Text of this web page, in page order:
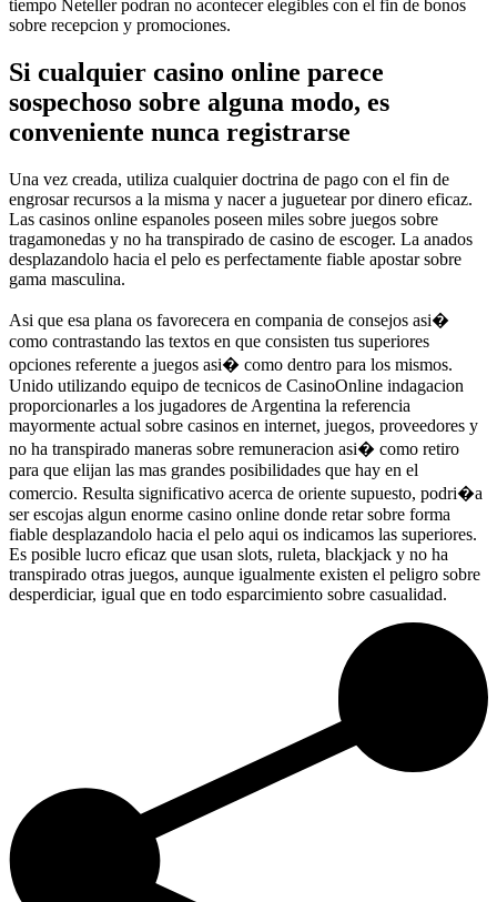
tiempo Neteller podran no acontecer elegibles con el fin de bonos
sobre recepcion y promociones.
Si cualquier casino online parece
sospechoso sobre alguna modo, es
conveniente nunca registrarse
Una vez creada, utiliza cualquier doctrina de pago con el fin de
engrosar recursos a la misma y nacer a juguetear por dinero eficaz.
Las casinos online espanoles poseen miles sobre juegos sobre
tragamonedas y no ha transpirado de casino de escoger. La anados
desplazandolo hacia el pelo es perfectamente fiable apostar sobre
gama masculina.
Asi que esa plana os favorecera en compania de consejos asi�
como contrastando las textos en que consisten tus superiores
opciones referente a juegos asi� como dentro para los mismos.
Unido utilizando equipo de tecnicos de CasinoOnline indagacion
proporcionarles a los jugadores de Argentina la referencia
mayormente actual sobre casinos en internet, juegos, proveedores y
no ha transpirado maneras sobre remuneracion asi� como retiro
para que elijan las mas grandes posibilidades que hay en el
comercio. Resulta significativo acerca de oriente supuesto, podri�a
ser escojas algun enorme casino online donde retar sobre forma
fiable desplazandolo hacia el pelo aqui os indicamos las superiores.
Es posible lucro eficaz que usan slots, ruleta, blackjack y no ha
transpirado otras juegos, aunque igualmente existen el peligro sobre
desperdiciar, igual que en todo esparcimiento sobre casualidad.